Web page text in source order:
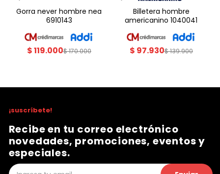
gorra never hombre nea
6910143
$119.000$170.000
billetera hombre
americanino 1040041
$ 97.930$139.900
¡suscríbete!
Recibe en tu correo electrónico
novedades, promociones, eventos y
especiales.